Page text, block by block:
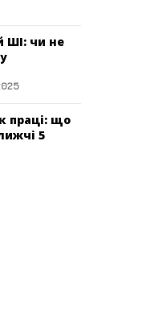
ШІ: чи не
праці: що
5